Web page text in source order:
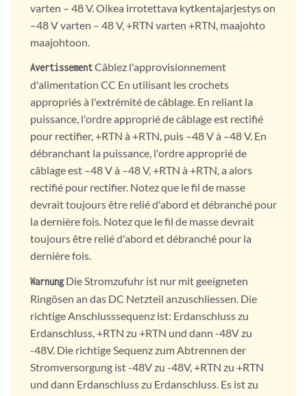
varten – 48 V. Oikea irrotettava kytkentajarjestys on
–48 V varten – 48 V, +RTN varten +RTN, maajohto
maajohtoon.
AvertissementCâblez l'approvisionnement
d'alimentation CC En utilisant les crochets
appropriés à l'extrémité de câblage. En reliant la
puissance, l'ordre approprié de câblage est rectifié
pour rectifier, +RTN à +RTN, puis –48 V à –48 V. En
débranchant la puissance, l'ordre approprié de
câblage est –48 V à –48 V, +RTN à +RTN, a alors
rectifié pour rectifier. Notez que le fil de masse
devrait toujours être relié d'abord et débranché pour
la dernière fois. Notez que le fil de masse devrait
toujours être relié d'abord et débranché pour la
dernière fois.
WarnungDie Stromzufuhr ist nur mit geeigneten
Ringösen an das DC Netzteil anzuschliessen. Die
richtige Anschlusssequenz ist: Erdanschluss zu
Erdanschluss, +RTN zu +RTN und dann -48V zu
-48V. Die richtige Sequenz zum Abtrennen der
Stromversorgung ist -48V zu -48V, +RTN zu +RTN
und dann Erdanschluss zu Erdanschluss. Es ist zu